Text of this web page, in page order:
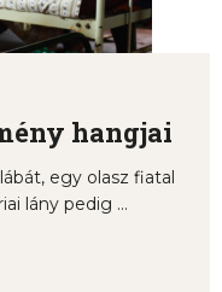
hangjai
egy olasz fiatal
lány pedig ...